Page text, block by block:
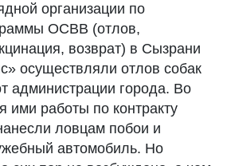
организации по
ОСВВ (отлов,
возврат) в Сызрани
осуществляли отлов собак
администрации города. Во
ими работы по контракту
ловцам побои и
автомобиль. Но